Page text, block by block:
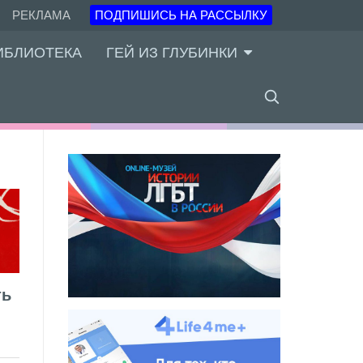
РЕКЛАМА ПОДПИШИСЬ НА РАССЫЛКУ
ГЕЙ ИЗ ГЛУБИНКИ